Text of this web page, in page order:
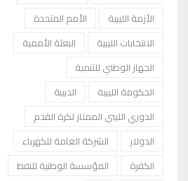
الأزمة الليبية
الأمم المتحدة
الانتخابات الليبية
البعثة الأممية
الجهاز الوطني للتنمية
الحكومة الليبية
الدبيبة
الدوري الليبي الممتاز لكرة القدم
الدولار
الشركة العامة للكهرباء
الكفرة
المؤسسة الوطنية للنفط